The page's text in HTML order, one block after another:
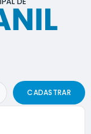
CADASTRAR